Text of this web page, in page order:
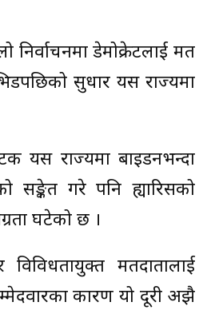
निर्वाचनमा डेमोक्रेटलाई मत
सुधार यस राज्यमा
यस राज्यमा बाइडनभन्दा
सङ्केत गरे पनि ह्यारिसको
घटेको छ ।
मतदातालाई
कारण यो दूरी अझै